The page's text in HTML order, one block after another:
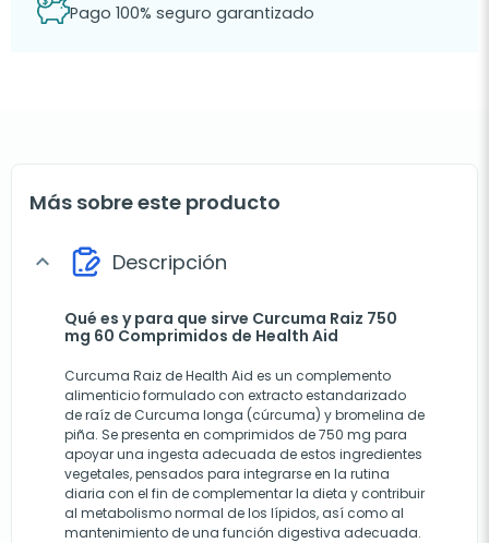
Pago 100% seguro garantizado
Más sobre este producto
expand_more Descripción
Qué es y para que sirve Curcuma Raiz 750
mg 60 Comprimidos de Health Aid
Curcuma Raiz de Health Aid es un complemento
alimenticio formulado con extracto estandarizado
de raíz de Curcuma longa (cúrcuma) y bromelina de
piña. Se presenta en comprimidos de 750 mg para
apoyar una ingesta adecuada de estos ingredientes
vegetales, pensados para integrarse en la rutina
diaria con el fin de complementar la dieta y contribuir
al metabolismo normal de los lípidos, así como al
mantenimiento de una función digestiva adecuada.